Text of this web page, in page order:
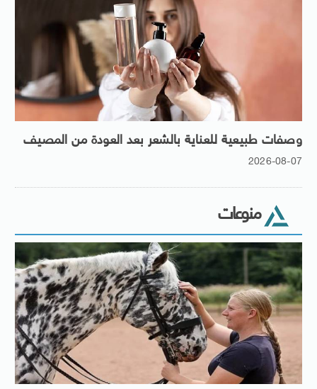
وصفات طبيعية للعناية بالشعر بعد العودة من المصيف
2026-08-07
منوعات